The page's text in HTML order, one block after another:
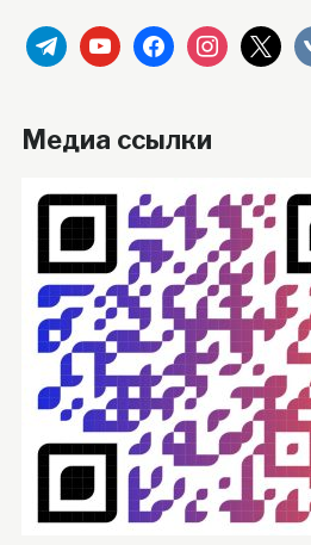
telegramyoutubefacebookinstagram
x
Медиа ссылки